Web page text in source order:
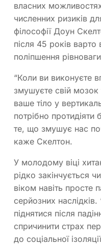
власних
численних ризиків
філософії Доун
після 45 років
поліпшення
“Коли ви виконуєте
змушуєте свій мозок
ваше тіло у
потрібно
те, що змушує нас
каже Скелтон.
У молодому віці
рідко закінчується
віком навіть просте
серйозних
піднятися після
спричинити страх
до соціальної